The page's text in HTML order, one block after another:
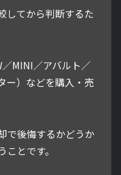
してから判断するた
MINI／アバルト／
ー）などを購入・売
で後悔するかどうか
とです。